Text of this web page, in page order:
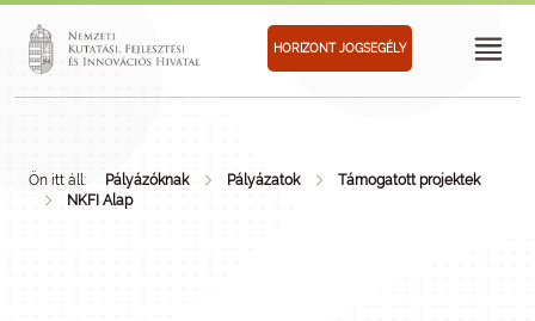
HORIZONT JOGSEGÉLY
Ön itt áll: Pályázóknak Pályázatok
Támogatott projektek
NKFI Alap